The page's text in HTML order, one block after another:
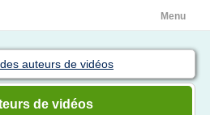
Menu
auteurs de vidéos
de vidéos